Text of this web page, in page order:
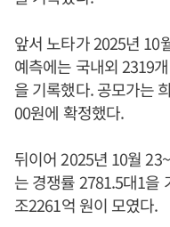
앞서 노타가 2025년 10
예측에는 국내외 2319
을 기록했다. 공모가는
00원에 확정했다.
뒤이어 2025년 10월
는 경쟁률 2781.5대1을
조2261억 원이 모였다.